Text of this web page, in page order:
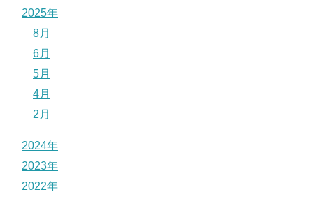
2025年
8月
6月
5月
4月
2月
2024年
2023年
2022年